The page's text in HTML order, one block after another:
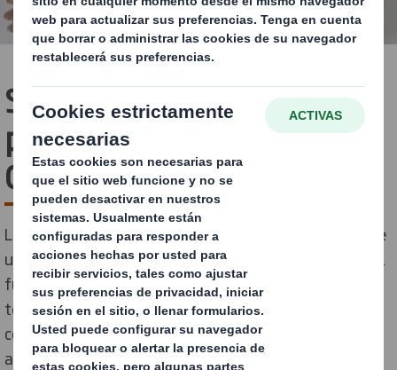
Soluciones de packaging
para la nueva era e-
Commerce
La actividad del comercio electrónico se disparó más de
un 40% a partir del segundo trimestre de 2020 y 2021
fue un año excepcional para el e-Commerce. Esta
tendencia ha continuado hasta la actualidad, aunque
con un crecimiento más estable. ¡El e-Commerce está
aquí para quedarse!